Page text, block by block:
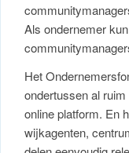
Als ondernemer
Het
ondertussen al
online platform. En
wijkagenten,